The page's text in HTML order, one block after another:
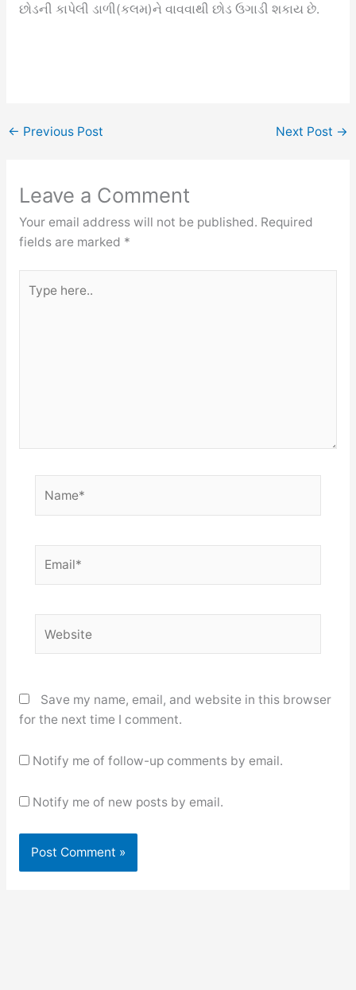
છોડની કાપેલી ડાળી(કલમ)ને વાવવાથી છોડ ઉગાડી શકાય છે.
← Previous Post Next Post →
Leave a Comment
Your email address will not be published. Required
fields are marked *
here..
Save my name, email, and website in this browser
for the next time I comment.
Notify me of follow-up comments by email.
Notify me of new posts by email.